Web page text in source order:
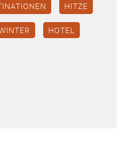
HITZE
HOTEL